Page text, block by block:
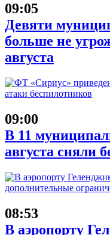
09:05
Девяти
больше не
августа
09:00
В 11
августа сняли
08:53
В аэропорту